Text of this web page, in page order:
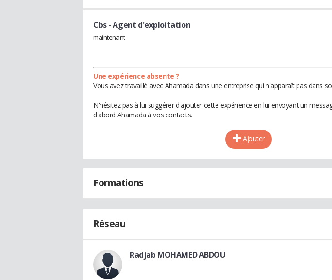
Cbs- Agent d'exploitation
maintenant
Une expérience absente ?
Vous avez travaillé avec Ahamada dans une entreprise qui n'apparaît pas dans
N'hésitez pas à lui suggérer d'ajouter cette expérience en lui envoyant un
d'abord Ahamada à vos contacts.
Ajouter
Formations
Réseau
Radjab MOHAMED ABDOU